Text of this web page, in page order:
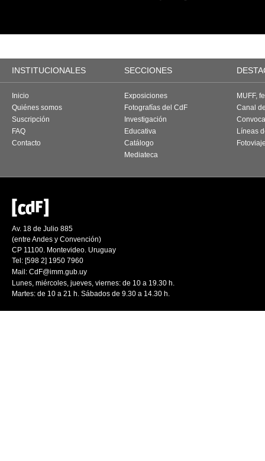
INSTITUCIONALES SECCIONES
Inicio
Quiénes somos
Suscripción
FAQ
Contacto
Exposiciones
Fotografías del CdF
Investigación
Educativa
Catálogo
Mediateca
MUFF,
Canal
Líneas
Av. 18 de Julio 885
(entre Andes y Convención)
CP 11100. Montevideo. Uruguay
Tel: [598 2] 1950 7960
Mail: CdF@imm.gub.uy
Lunes, miércoles, jueves, viernes: de 10 a 19.30 h.
Martes: de 10 a 21 h. Sábados de 9.30 a 14.30 h.